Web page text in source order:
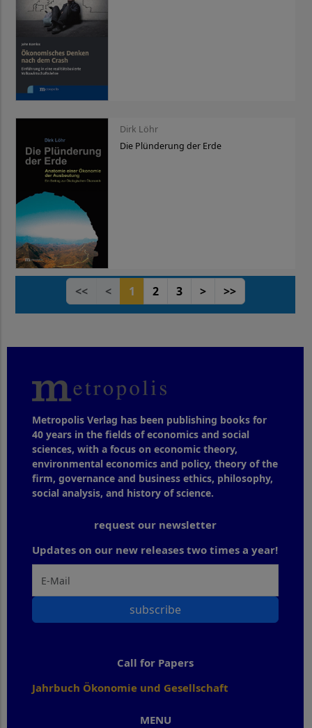
Dirk Löhr
Die Plünderung der Erde
<< < 1 2 3 > >>
Metropolis Verlag has been publishing books for
40 years in the fields of economics and social
sciences, with a focus on economic theory,
environmental economics and policy, theory of the
firm, governance and business ethics, philosophy,
social analysis, and history of science.
MENU
request our newsletter
Updates on our new releases two times a year!
subscribe
Call for Papers
Jahrbuch Ökonomie und Gesellschaft